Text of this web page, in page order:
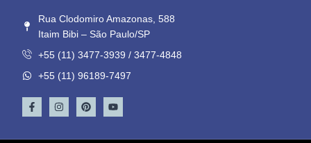
Rua Clodomiro Amazonas, 588
Itaim Bibi – São Paulo/SP
+55 (11) 3477-3939 / 3477-4848
+55 (11) 96189-7497